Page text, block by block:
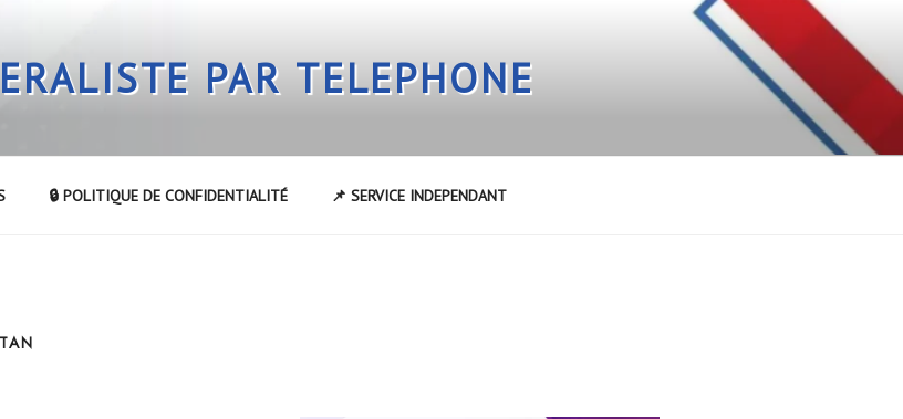
PAR TELEPHONE
🔒 POLITIQUE DE CONFIDENTIALITÉ 📌 SERVICE INDEPENDANT